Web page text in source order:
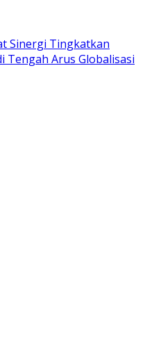
Sinergi Tingkatkan
Tengah Arus Globalisasi